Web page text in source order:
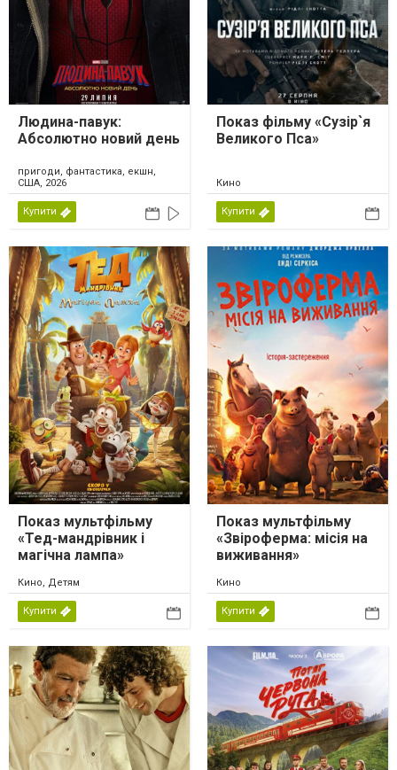
Людина-павук:
Абсолютно новий день
пригоди, фантастика, екшн,
США, 2026
Купити
Показ фільму «Сузір`я
Великого Пса»
Кино
Купити
Показ мультфільму
«Тед-мандрівник і
магічна лампа»
Кино, Детям
Купити
Показ мультфільму
«Звіроферма: місія на
виживання»
Кино
Купити